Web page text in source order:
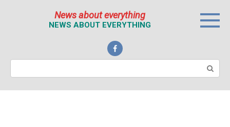
News about everything
NEWS ABOUT EVERYTHING
Поиск: